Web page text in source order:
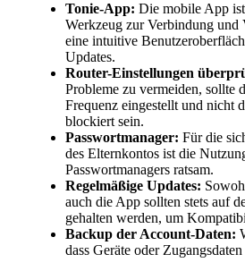
Tonie-App: Die mobile App
Werkzeug zur Verbindung und
eine intuitive
Updates.
Router-Einstellungen
Probleme zu vermeiden, sollte
Frequenz eingestellt und nicht
blockiert sein.
Passwortmanager: Für die
des Elternkontos ist die
Passwortmanagers ratsam.
Regelmäßige Updates:
auch die App sollten stets auf
gehalten werden, um
Backup der Account-Daten:
dass Geräte oder